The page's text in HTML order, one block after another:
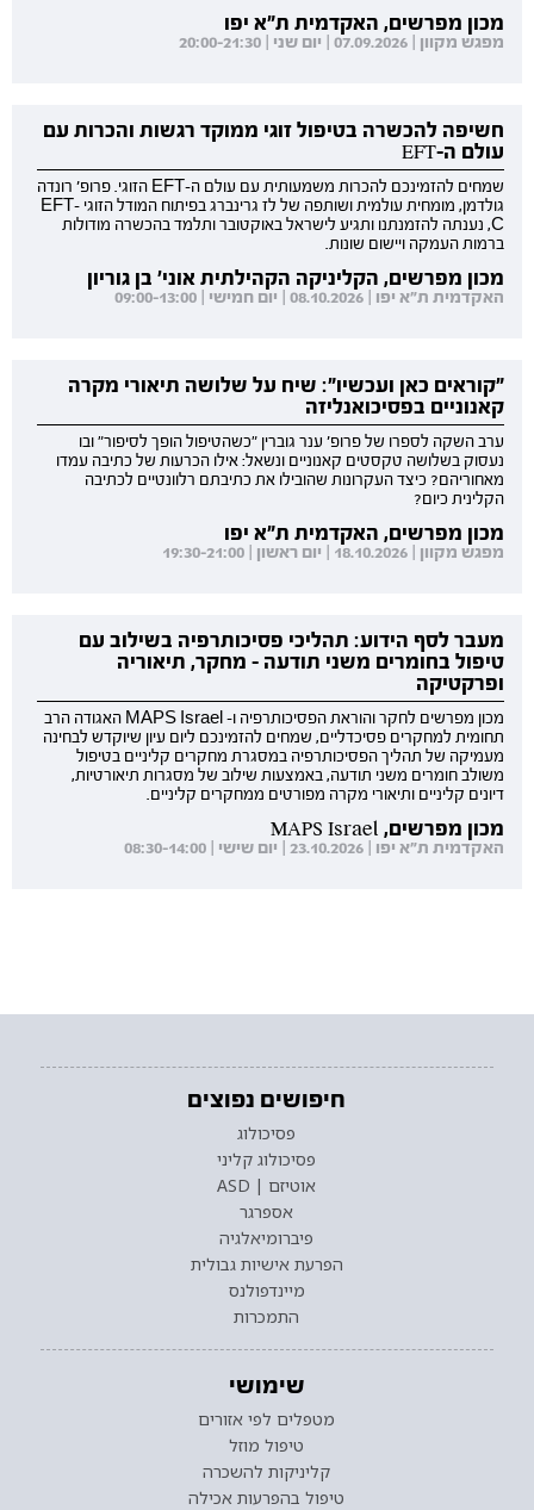
מכון מפרשים, האקדמית ת"א יפו
מפגש מקוון | 07.09.2026 | יום שני | 20:00-21:30
חשיפה להכשרה בטיפול זוגי ממוקד רגשות והכרות עם
עולם ה-EFT
שמחים להזמינכם להכרות משמעותית עם עולם ה-EFT הזוגי. פרופ' רונדה
גולדמן, מומחית עולמית ושותפה של לז גרינברג בפיתוח המודל הזוגי EFT-
C, נענתה להזמנתנו ותגיע לישראל באוקטובר ותלמד בהכשרה מודולות
ברמות העמקה ויישום שונות.
מכון מפרשים, הקליניקה הקהילתית אוני' בן גוריון
האקדמית ת"א יפו | 08.10.2026 | יום חמישי | 09:00-13:00
"קוראים כאן ועכשיו": שיח על שלושה תיאורי מקרה
קאנוניים בפסיכואנליזה
ערב השקה לספרו של פרופ' ענר גוברין "כשהטיפול הופך לסיפור" ובו
נעסוק בשלושה טקסטים קאנוניים ונשאל: אילו הכרעות של כתיבה עמדו
מאחוריהם? כיצד העקרונות שהובילו את כתיבתם רלוונטיים לכתיבה
הקלינית כיום?
מכון מפרשים, האקדמית ת"א יפו
מפגש מקוון | 18.10.2026 | יום ראשון | 19:30-21:00
מעבר לסף הידוע: תהליכי פסיכותרפיה בשילוב עם
טיפול בחומרים משני תודעה - מחקר, תיאוריה
ופרקטיקה
מכון מפרשים לחקר והוראת הפסיכותרפיה ו- MAPS Israel האגודה הרב
תחומית למחקרים פסיכדליים, שמחים להזמינכם ליום עיון שיוקדש לבחינה
מעמיקה של תהליך הפסיכותרפיה במסגרת מחקרים קליניים בטיפול
משולב חומרים משני תודעה, באמצעות שילוב של מסגרות תיאורטיות,
דיונים קליניים ותיאורי מקרה מפורטים ממחקרים קליניים.
מכון מפרשים, MAPS Israel
האקדמית ת"א יפו | 23.10.2026 | יום שישי | 08:30-14:00
חיפושים נפוצים
פסיכולוג
פסיכולוג קליני
אוטיזם | ASD
אספרגר
פיברומיאלגיה
הפרעת אישיות גבולית
מיינדפולנס
התמכרות
שימושי
מטפלים לפי אזורים
טיפול מוזל
קליניקות להשכרה
טיפול בהפרעות אכילה